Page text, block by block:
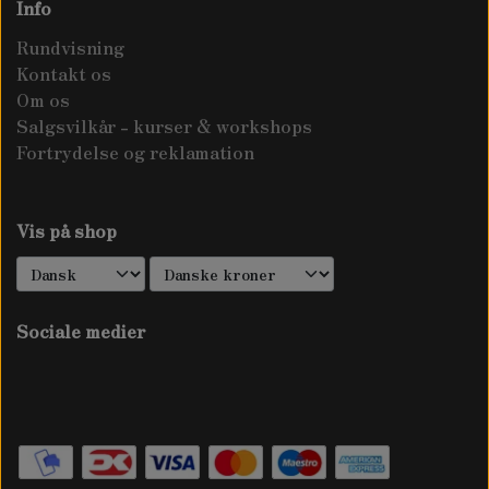
Info
Rundvisning
Kontakt os
Om os
Salgsvilkår - kurser & workshops
Fortrydelse og reklamation
Vis på shop
Sociale medier